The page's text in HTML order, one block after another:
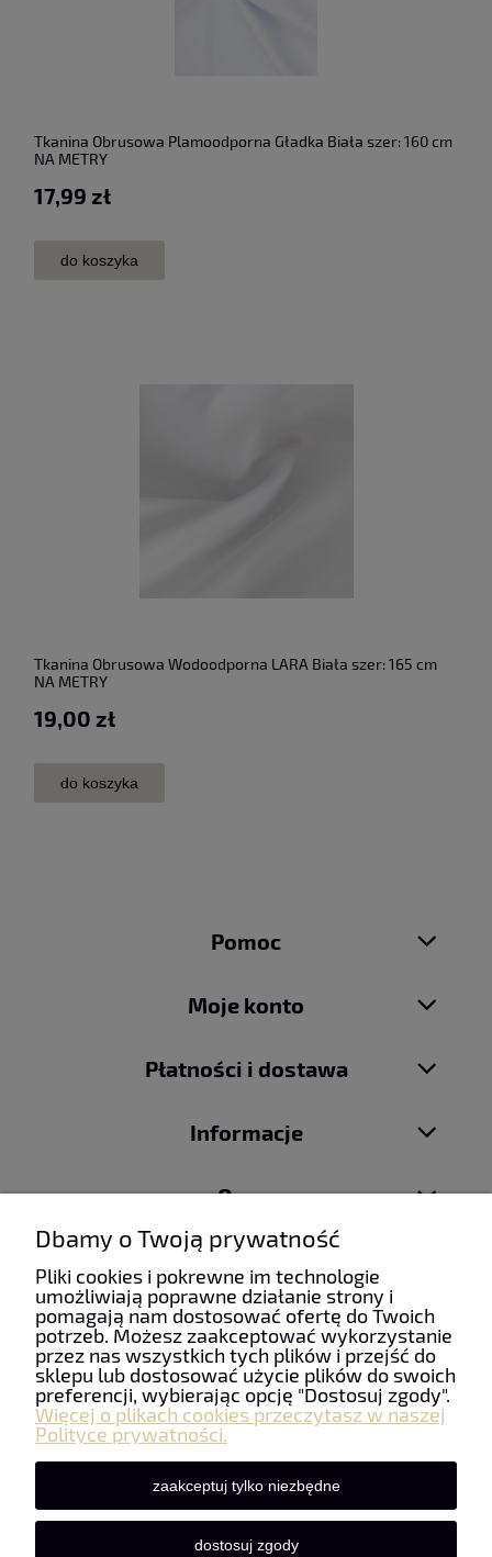
Tkanina Obrusowa Plamoodporna Gładka Biała szer: 160 cm
NA METRY
17,99 zł
do koszyka
Tkanina Obrusowa Wodoodporna LARA Biała szer: 165 cm
NA METRY
19,00 zł
do koszyka
Pomoc
Moje konto
Płatności i dostawa
Informacje
O nas
Taniefirany24 | ul. Mydlarska 6, 34-100 Wadowice | NIP:
5512490085 | REGON: 122928733 | Email:
firanypanczo@gmail.com| Telefon:+48 507 963 911
Dbamy o Twoją prywatność
Pliki cookies i pokrewne im technologie
umożliwiają poprawne działanie strony i
pomagają nam dostosować ofertę do Twoich
potrzeb. Możesz zaakceptować wykorzystanie
przez nas wszystkich tych plików i przejść do
sklepu lub dostosować użycie plików do swoich
preferencji, wybierając opcję "Dostosuj zgody".
Więcej o plikach cookies przeczytasz w naszej
Polityce prywatności.
zaakceptuj tylko niezbędne
dostosuj zgody